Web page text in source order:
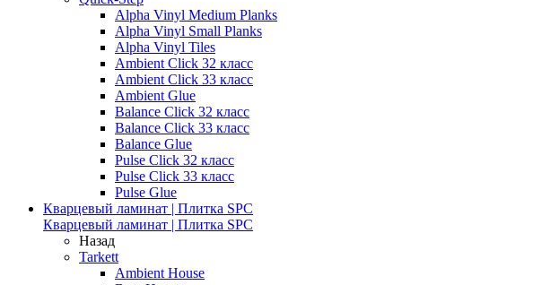
Alpha Vinyl Medium Planks
Alpha Vinyl Small Planks
Alpha Vinyl Tiles
Ambient Click 32 класс
Ambient Click 33 класс
Ambient Glue
Balance Click 32 класс
Balance Click 33 класс
Balance Glue
Pulse Click 32 класс
Pulse Click 33 класс
Pulse Glue
Кварцевый ламинат | Плитка SPC
Кварцевый ламинат | Плитка SPC
Назад
Tarkett
Ambient House